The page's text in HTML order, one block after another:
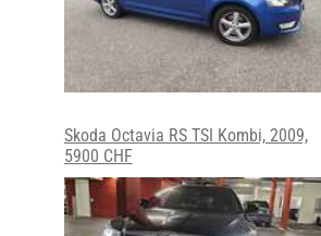
Skoda Octavia RS TSI Kombi, 2009,
5900 CHF